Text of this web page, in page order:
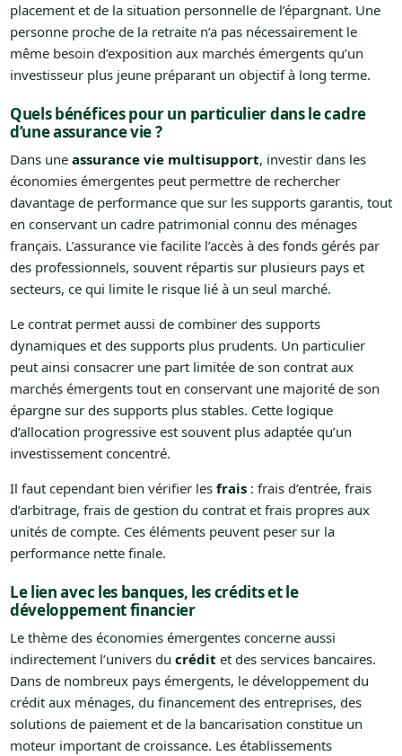
placement et de la situation personnelle de l’épargnant. Une
personne proche de la retraite n’a pas nécessairement le
même besoin d’exposition aux marchés émergents qu’un
investisseur plus jeune préparant un objectif à long terme.
Quels bénéfices pour un particulier dans le cadre
d’une assurance vie ?
Dans une assurance vie multisupport, investir dans les
économies émergentes peut permettre de rechercher
davantage de performance que sur les supports garantis, tout
en conservant un cadre patrimonial connu des ménages
français. L’assurance vie facilite l’accès à des fonds gérés par
des professionnels, souvent répartis sur plusieurs pays et
secteurs, ce qui limite le risque lié à un seul marché.
Le contrat permet aussi de combiner des supports
dynamiques et des supports plus prudents. Un particulier
peut ainsi consacrer une part limitée de son contrat aux
marchés émergents tout en conservant une majorité de son
épargne sur des supports plus stables. Cette logique
d’allocation progressive est souvent plus adaptée qu’un
investissement concentré.
Il faut cependant bien vérifier les frais: frais d’entrée, frais
d’arbitrage, frais de gestion du contrat et frais propres aux
unités de compte. Ces éléments peuvent peser sur la
performance nette finale.
Le lien avec les banques, les crédits et le
développement financier
Le thème des économies émergentes concerne aussi
indirectement l’univers du crédit et des services bancaires.
Dans de nombreux pays émergents, le développement du
crédit aux ménages, du financement des entreprises, des
solutions de paiement et de la bancarisation constitue un
moteur important de croissance. Les établissements